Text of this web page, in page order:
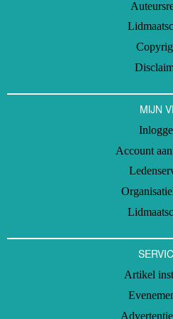
MIJN
Account
Artikel